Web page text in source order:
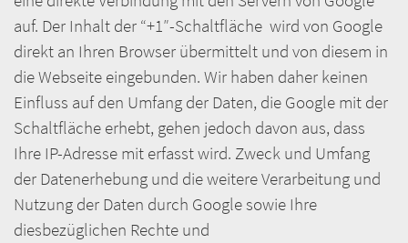
auf. Der Inhalt der “+1″-Schaltfläche wird von Google
direkt an Ihren Browser übermittelt und von diesem in
die Webseite eingebunden. Wir haben daher keinen
Einfluss auf den Umfang der Daten, die Google mit der
Schaltfläche erhebt, gehen jedoch davon aus, dass
Ihre IP-Adresse mit erfasst wird. Zweck und Umfang
der Datenerhebung und die weitere Verarbeitung und
Nutzung der Daten durch Google sowie Ihre
diesbezüglichen Rechte und